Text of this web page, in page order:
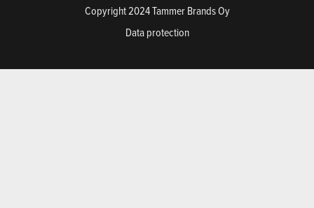
Copyright 2024 Tammer Brands Oy
Data protection